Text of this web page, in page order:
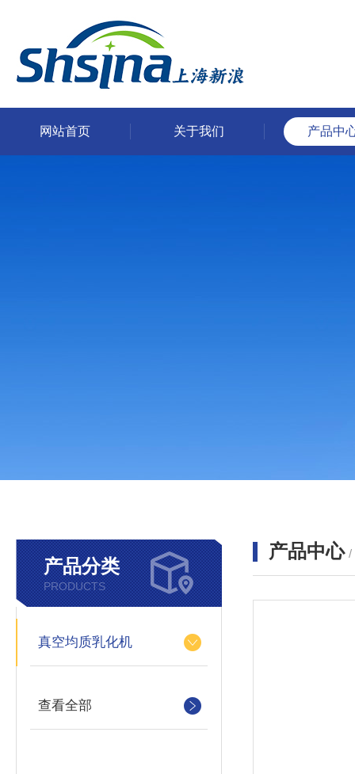
网站首页 关于我们 产品中
产品分类
PRODUCTS
真空均质乳化机
查看全部
产品中心 /